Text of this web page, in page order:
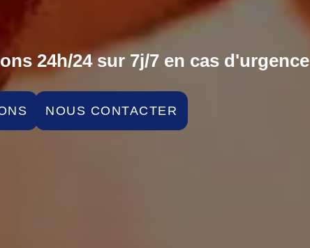
24h/24 sur 7j/7 en cas d'urgence
NOUS CONTACTER